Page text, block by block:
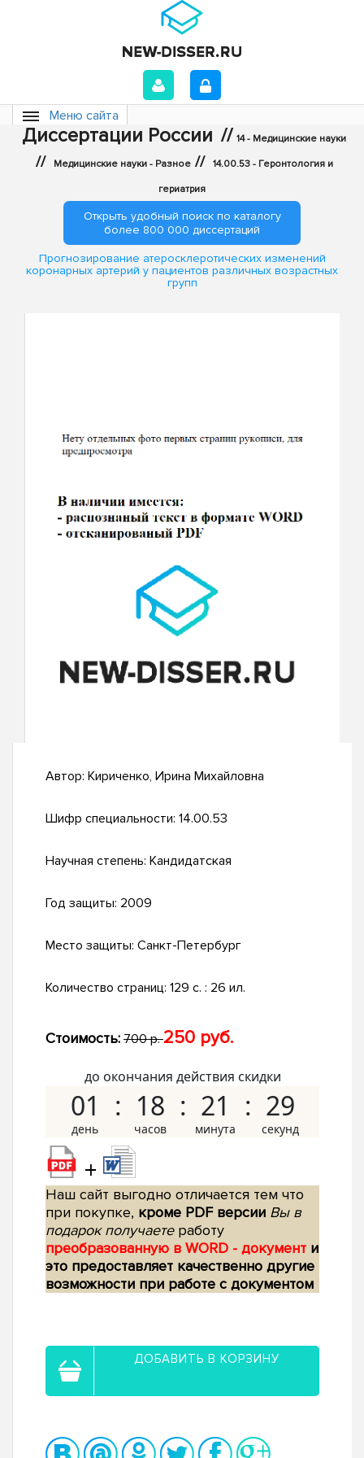
Меню сайта
Диссертации России // 14 - Медицинские науки
// Медицинские науки - Разное // 14.00.53 - Геронтология и
гериатрия
Открыть удобный поиск по каталогу
более 800 000 диссертаций
Прогнозирование атеросклеротических изменений
коронарных артерий у пациентов различных возрастных
групп
Автор: Кириченко, Ирина Михайловна
Шифр специальности: 14.00.53
Научная степень: Кандидатская
Год защиты: 2009
Место защиты: Санкт-Петербург
Количество страниц: 129 с. : 26 ил.
Стоимость: 700 р.250 руб.
до окончания действия скидки
01 18 21 28
+
Наш сайт выгодно отличается тем что
при покупке, кроме PDF версии Вы в
подарок получаетеработу
преобразованную в WORD - документ и
это предоставляет качественно другие
возможности при работе с документом
ДОБАВИТЬ В КОРЗИНУ